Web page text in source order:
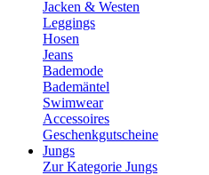
Jacken & Westen
Leggings
Hosen
Jeans
Bademode
Bademäntel
Swimwear
Accessoires
Geschenkgutscheine
Jungs
Zur Kategorie Jungs